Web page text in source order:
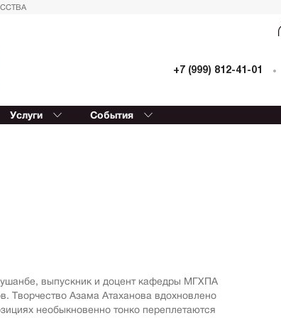
+7 (999) 812-41-01
фигуративная живопись
Геометрия
Услуги События
Выставки
выпускник и доцент кафедры МГХПА
Творчество Азама Атаханова вдохновлено
необыкновенно тонко переплетаются